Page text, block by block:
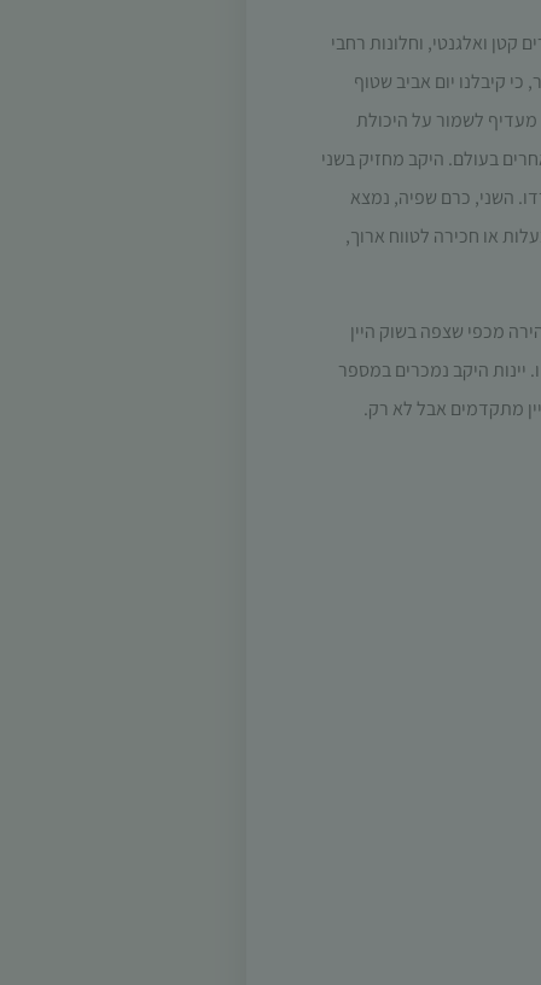
ואלגנטי, וחלונות רחבי
קיבלנו יום אביב שטוף
לשמור על היכולת
בעולם. היקב מחזיק בשני
השני, כרם שפיה, נמצא
או חכירה לטווח ארוך,
מכפי שצפה בשוק היין
יינות היקב נמכרים במספר
מתקדמים אבל לא רק.